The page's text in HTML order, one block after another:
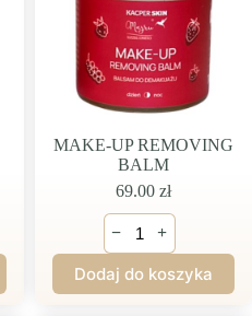
MAKE-UP REMOVING
BALM
69.00 zł
ilość
MAKE-
UP
REMOVING
BALM
− +
Dodaj do koszyka